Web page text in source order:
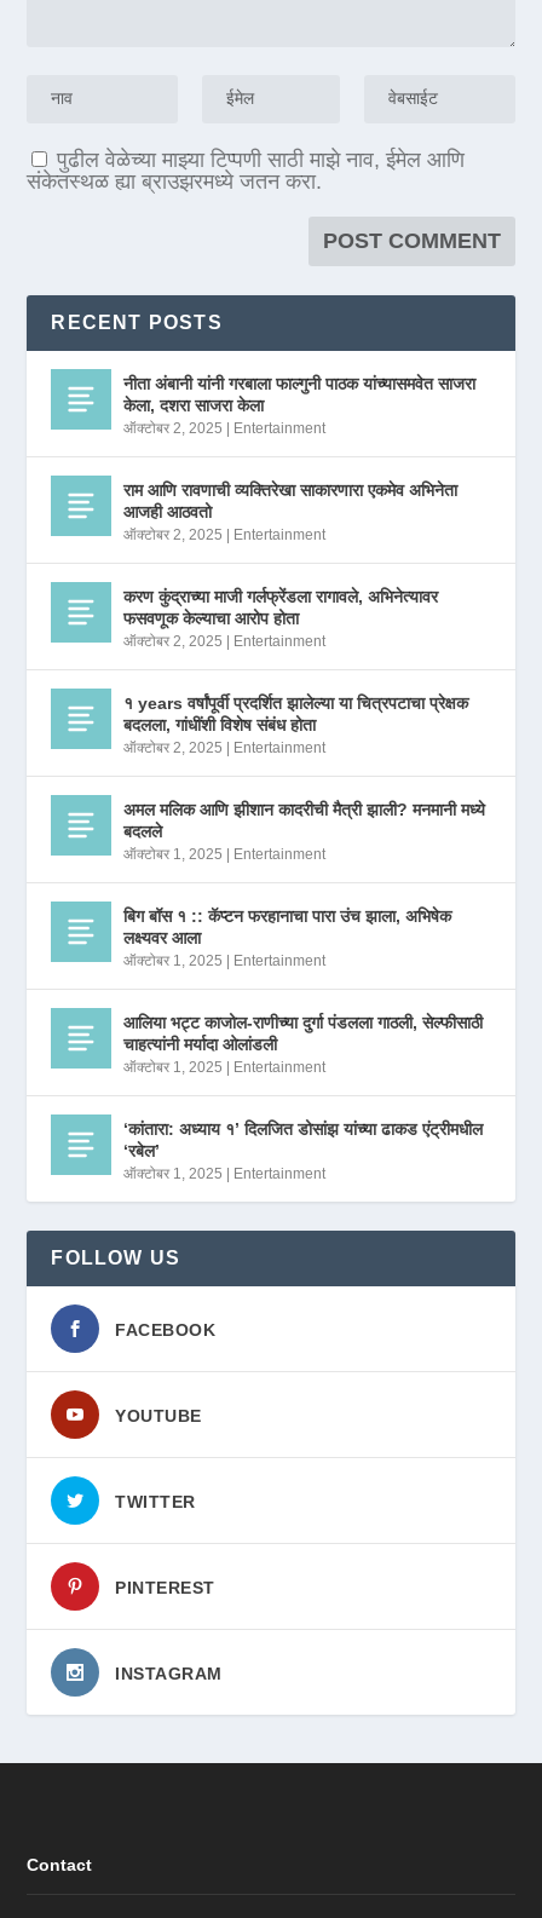
पुढील वेळेच्या माझ्या टिप्पणी साठी माझे नाव, ईमेल आणि
संकेतस्थळ ह्या ब्राउझरमध्ये जतन करा.
RECENT POSTS
नीता अंबानी यांनी गरबाला फाल्गुनी पाठक यांच्यासमवेत साजरा
केला, दशरा साजरा केला
ऑक्टोबर 2, 2025 | Entertainment
राम आणि रावणाची व्यक्तिरेखा साकारणारा एकमेव अभिनेता
आजही आठवतो
ऑक्टोबर 2, 2025 | Entertainment
करण कुंद्राच्या माजी गर्लफ्रेंडला रागावले, अभिनेत्यावर
फसवणूक केल्याचा आरोप होता
ऑक्टोबर 2, 2025 | Entertainment
१ years वर्षांपूर्वी प्रदर्शित झालेल्या या चित्रपटाचा प्रेक्षक
बदलला, गांधींशी विशेष संबंध होता
ऑक्टोबर 2, 2025 | Entertainment
अमल मलिक आणि झीशान कादरीची मैत्री झाली? मनमानी मध्ये
बदलले
ऑक्टोबर 1, 2025 | Entertainment
बिग बॉस १ :: कॅप्टन फरहानाचा पारा उंच झाला, अभिषेक
लक्ष्यवर आला
ऑक्टोबर 1, 2025 | Entertainment
आलिया भट्ट काजोल-राणीच्या दुर्गा पंडलला गाठली, सेल्फीसाठी
चाहत्यांनी मर्यादा ओलांडली
ऑक्टोबर 1, 2025 | Entertainment
‘कांतारा: अध्याय १’ दिलजित डोसांझ यांच्या ढाकड एंट्रीमधील
‘रबेल’
ऑक्टोबर 1, 2025 | Entertainment
FOLLOW US
FACEBOOK
YOUTUBE
TWITTER
PINTEREST
INSTAGRAM
Contact